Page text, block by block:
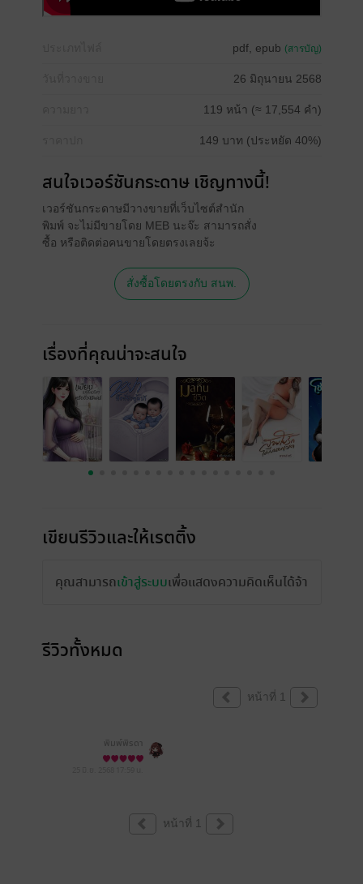
pdf, epub (สารบัญ)
26 มิถุนายน 2568
119 หน้า (≈ 17,554 คำ)
149 บาท (ประหยัด 40%)
สนใจเวอร์ชันกระดาษ เชิญทางนี้!
เวอร์ชันกระดาษมีวางขายที่เว็บไซต์สำนัก
พิมพ์ จะไม่มีขายโดย MEB นะจ๊ะ สามารถสั่ง
ซื้อ หรือติดต่อคนขายโดยตรงเลยจ้ะ
สั่งซื้อโดยตรงกับ สนพ.
เรื่องที่คุณน่าจะสนใจ
เขียนรีวิวและให้เรตติ้ง
คุณสามารถเข้าสู่ระบบเพื่อแสดงความคิดเห็นได้จ้า
รีวิวทั้งหมด
หน้าที่ 1
พิมพ์พิรดา
หน้าที่ 1